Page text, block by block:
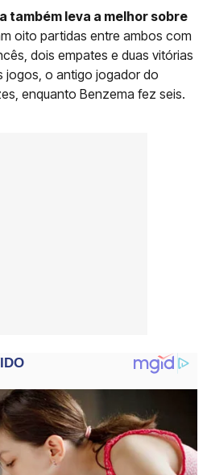
também leva a melhor sobre
oito partidas entre ambos com
dois empates e duas vitórias
jogos, o antigo jogador do
enquanto Benzema fez seis.